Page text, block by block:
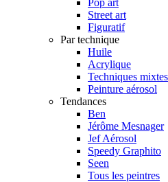
Street art
Figuratif
Par technique
Huile
Acrylique
Techniques mixtes
Peinture aérosol
Tendances
Ben
Jérôme Mesnager
Jef Aérosol
Speedy Graphito
Seen
Tous les peintres